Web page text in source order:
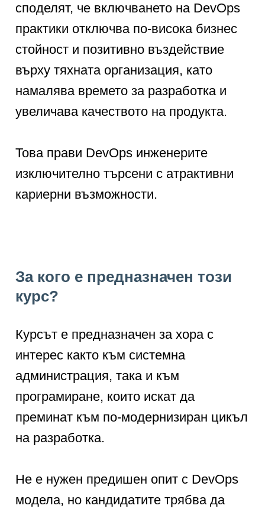
споделят, че включването на DevOps
практики отключва по-висока бизнес
стойност и позитивно въздействие
върху тяхната организация, като
намалява времето за разработка и
увеличава качеството на продукта.
Това прави DevOps инженерите
изключително търсени с атрактивни
кариерни възможности.
За кого е предназначен този
курс?
Курсът е предназначен за хора с
интерес както към системна
администрация, така и към
програмиране, които искат да
преминат към по-модернизиран цикъл
на разработка.
Не е нужен предишен опит с DevOps
модела, но кандидатите трябва да